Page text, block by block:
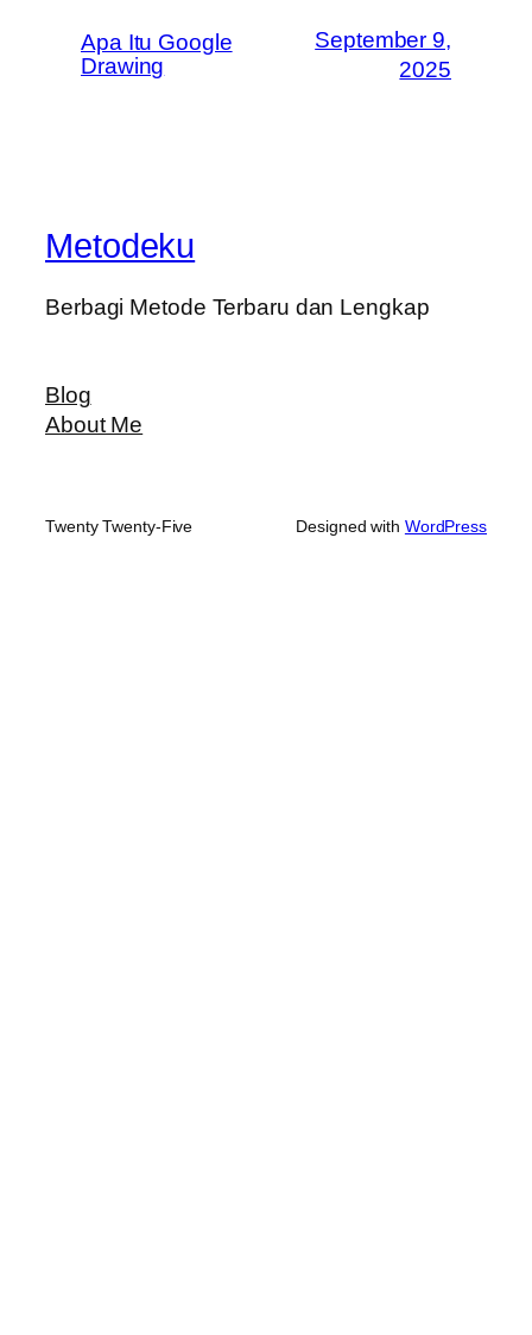
Apa Itu Google
Drawing
September 9,
2025
Metodeku
Berbagi Metode Terbaru dan Lengkap
Blog
About Me
Twenty Twenty-Five Designed with WordPress